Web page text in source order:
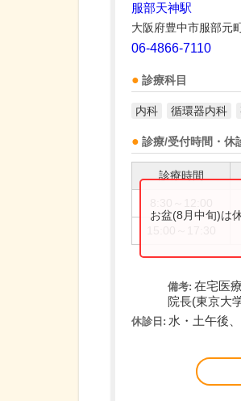
服部天神駅
大阪府豊中市服部元
06-4866-7110
診療科目
内科 循環器内科
診療/受付時間・休
診療時間
お盆(8月中旬)は
備考: 在宅医
院長(東京大
休診日: 水・土午後